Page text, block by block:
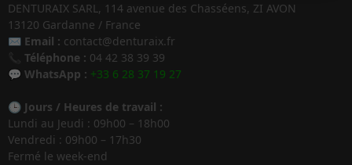
DENTURAIX SARL, 114 avenue des Chasséens, ZI AVON
13120 Gardanne / France
✉️ Email : contact@denturaix.fr
Téléphone : 04 42 38 39 39
💬 WhatsApp : +33 6 28 37 19 27
🕒 Jours / Heures de travail :
Lundi au Jeudi : 09h00 – 18h00
Vendredi : 09h00 – 17h30
Fermé le week-end